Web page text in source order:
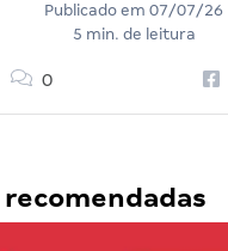
Publicado em 07/07/26
5 min. de leitura
0